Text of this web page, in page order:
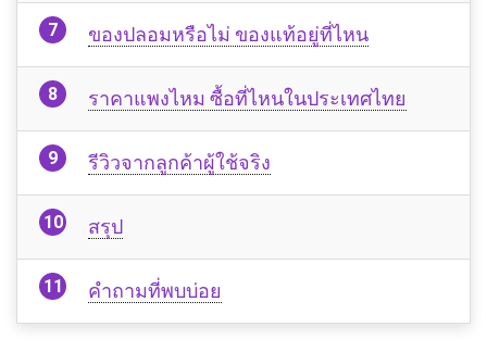
ของปลอมหรือไม่ ของแท้อยู่ที่ไหน
ราคาแพงไหม ซื้อที่ไหนในประเทศไทย
รีวิวจากลูกค้าผู้ใช้จริง
สรุป
คำถามที่พบบ่อย